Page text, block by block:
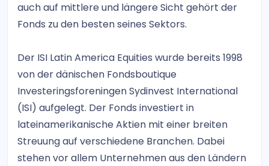
auch auf mittlere und längere Sicht gehört der
Fonds zu den besten seines Sektors.
Der ISI Latin America Equities wurde bereits 1998
von der dänischen Fondsboutique
Investeringsforeningen Sydinvest International
(ISI) aufgelegt. Der Fonds investiert in
lateinamerikanische Aktien mit einer breiten
Streuung auf verschiedene Branchen. Dabei
stehen vor allem Unternehmen aus den Ländern